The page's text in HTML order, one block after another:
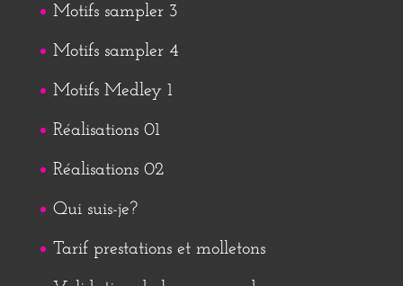
Motifs sampler 3
Motifs sampler 4
Motifs Medley 1
Réalisations 01
Réalisations 02
Qui suis-je?
Tarif prestations et molletons